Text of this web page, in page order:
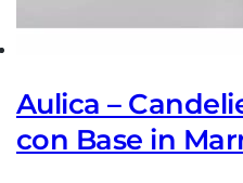
Aulica –
con Base in